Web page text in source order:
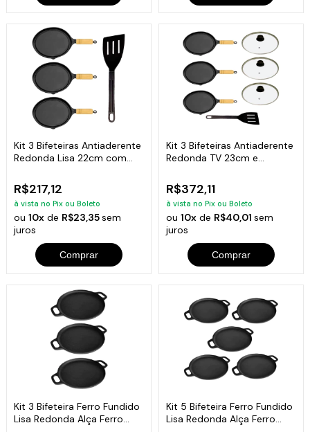
Kit 3 Bifeteiras Antiaderente
Redonda Lisa 22cm com
R$217,12
à vista no Pix ou Boleto
ou10x de R$23,35sem
juros
Comprar
Kit 3 Bifeteiras Antiaderente
Redonda TV 23cm e
R$372,11
à vista no Pix ou Boleto
ou 10xde R$40,01 sem
juros
Comprar
Kit 3 Bifeteira Ferro Fundido
Lisa Redonda Alça Ferro
Kit 5 Bifeteira Ferro Fundido
Lisa Redonda Alça Ferro